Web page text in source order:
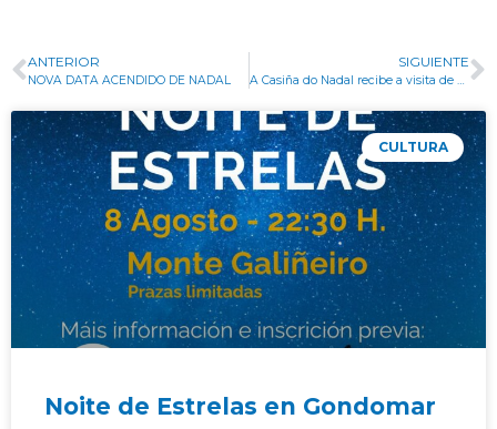
ANTERIOR
NOVA DATA ACENDIDO DE NADAL
SIGUIENTE
A Casiña do Nadal recibe a visita de Papá Noel
CULTURA
Noite de Estrelas en Gondomar